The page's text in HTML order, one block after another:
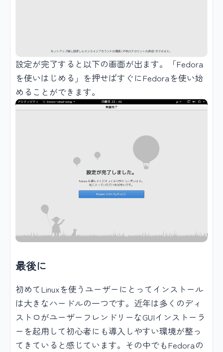
設定が完了すると以下の画面が出ます。「Fedora
を使いはじめる」を押せばすぐにFedoraを使い始
めることができます。
最後に
初めてLinuxを使うユーザーにとってインストール
は大きなハードルの一つです。近年は多くのディ
ストロがユーザーフレンドリーなGUIインストーラ
ーを起用して初心者にも導入しやすい環境が整っ
てきていると感じています。その中でもFedoraの